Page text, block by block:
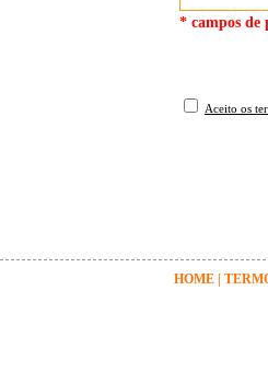
* campos de
Aceito os
HOME|